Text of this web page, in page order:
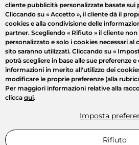
cliente pubblicità personalizzate basate sui
Cliccando su « Accetto », il cliente dà il
cookies e alla condivisione delle
partner. Scegliendo « Rifiuto » il cliente
personalizzato e solo i cookies necessari
sito saranno utilizzati. Cliccando su «
potrà scegliere in base alle sue preferenze
informazioni in merito all'utilizzo dei
modificare le proprie preferenze (alla
Per maggiori informazioni relative alla
clicca qui.
Imposta
Rifiuto